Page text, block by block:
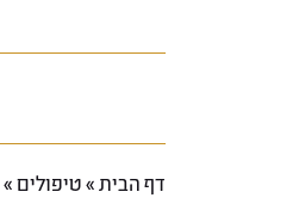
דף הבית » טיפולים »